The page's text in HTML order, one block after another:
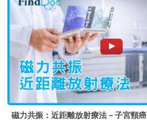
磁力共振：近距離放射療法－子宮頸癌